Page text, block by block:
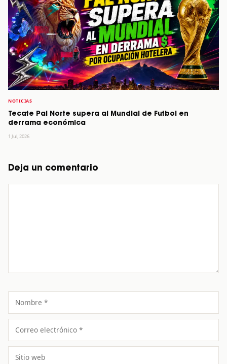
NOTICIAS
Tecate Pal Norte supera al Mundial de Futbol en
derrama económica
1 Jul, 2026
Deja un comentario
Nombre
Correo
electrónico
Sitio